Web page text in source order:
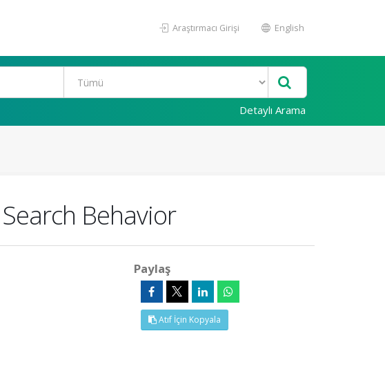
Araştırmacı Girişi English
Detaylı Arama
Behavior
Paylaş
Atıf İçin Kopyala